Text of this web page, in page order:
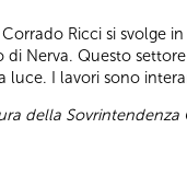
Ricci si svolge
di Nerva. Questo
luce. I lavori sono
della Sovrintendenza